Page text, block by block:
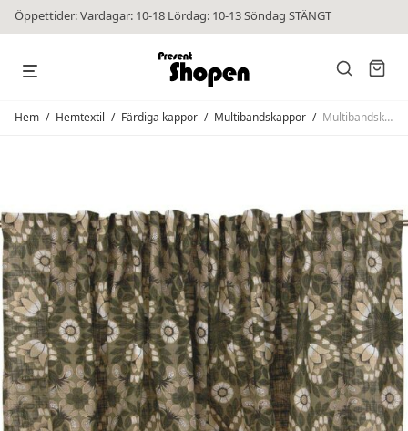
Öppettider: Vardagar: 10-18 Lördag: 10-13 Söndag STÄNGT
Hem / Hemtextil / Färdiga kappor / Multibandskappor / Multibandskappa Lovisa Grön